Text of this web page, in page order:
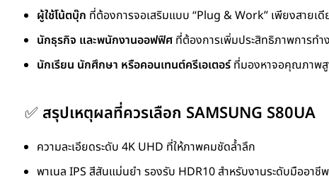
ผู้ใช้โน้ตบุ๊ก ที่ต้องการจอเสริมแบบ “Plug & Work” เพียงสายเดี
นักธุรกิจ และพนักงานออฟฟิศ ที่ต้องการเพิ่มประสิทธิภาพการทำ
นักเรียน นักศึกษา หรือคอนเทนต์ครีเอเตอร์ที่มองหาจอคุณภาพสูง
✅ สรุปเหตุผลที่ควรเลือก SAMSUNG S80UA
ความละเอียดระดับ 4K UHD ที่ให้ภาพคมชัดล้ำลึก
พาเนล IPS สีสันแม่นยำ รองรับ HDR10 สำหรับงานระดับมืออาชีพ